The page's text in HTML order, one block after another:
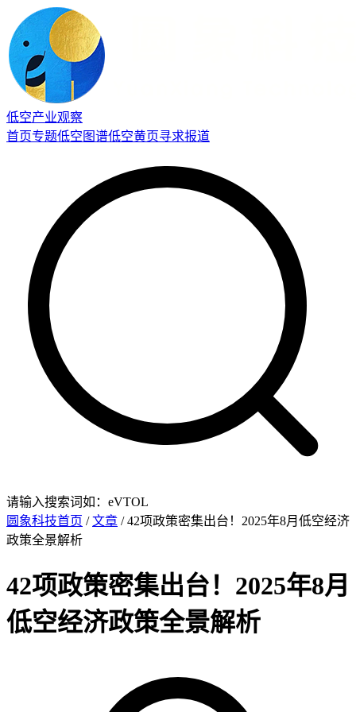
低空产业观察
首页专题低空图谱低空黄页寻求报道
请输入搜索词如：eVTOL
圆象科技首页 /文章 / 42项政策密集出台！2025年8月低空经济
政策全景解析
42项政策密集出台！2025年8月
低空经济政策全景解析